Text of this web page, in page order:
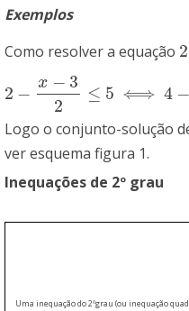
Exemplos
Como resolver a equação 2
2
2 −
x − 3
2
≤ 5 ⟺ 4 −
2 −x− 32≤5⟺4− x+ 3≤10⟺ −x
Logo o conjunto-solução
ver esquema figura 1.
Inequações de 2º grau
Uma inequação do 2ºgrau (ou inequação